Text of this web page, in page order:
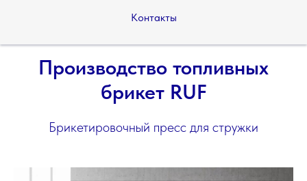
Контакты
Производство топливных
брикет RUF
Брикетировочный пресс для стружки